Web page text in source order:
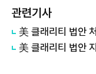
관련기사